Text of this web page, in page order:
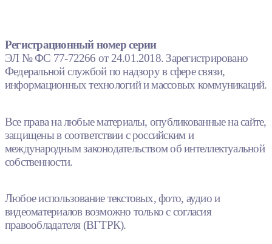
Регистрационный номер серии
ЭЛ № ФС 77-72266 от 24.01.2018. Зарегистрировано
Федеральной службой по надзору в сфере связи,
информационных технологий и массовых коммуникаций.
Все права на любые материалы, опубликованные на сайте,
защищены в соответствии с российским и
международным законодательством об интеллектуальной
собственности.
Любое использование текстовых, фото, аудио и
видеоматериалов возможно только с согласия
правообладателя (ВГТРК).